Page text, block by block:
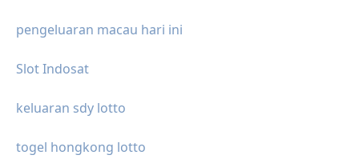
pengeluaran macau hari ini
Slot Indosat
keluaran sdy lotto
togel hongkong lotto